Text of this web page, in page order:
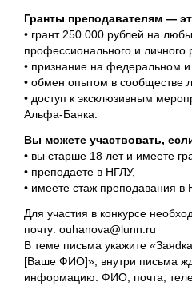
Гранты преподавателям —
• грант 250 000 рублей на
профессионального и личного
• признание на федеральном и
• обмен опытом в сообществе
• доступ к эксклюзивным
Альфа-Банка.
Вы можете участвовать,
• вы старше 18 лет и имеете
• преподаете в НГЛУ,
• имеете стаж преподавания в
Для участия в конкурсе
почту: ouhanova@lunn.ru
В теме письма укажите
[Ваше ФИО]», внутри письма
информацию: ФИО, почта,